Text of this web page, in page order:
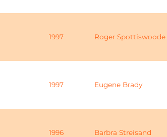
1997 Roger Spottiswoode
1997 Eugene Brady
1996 Barbra Streisand